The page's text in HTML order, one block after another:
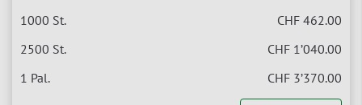
CHF 462.00
CHF 1’040.00
CHF 3’370.00